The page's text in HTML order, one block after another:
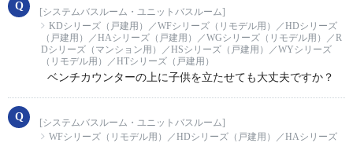
[システムバスルーム・ユニットバスルーム]
KDシリーズ（戸建用）／WFシリーズ（リモデル用）／HDシリーズ
（戸建用）／HAシリーズ（戸建用）／WGシリーズ（リモデル用）／R
Dシリーズ（マンション用）／HSシリーズ（戸建用）／WYシリーズ
（リモデル用）／HTシリーズ（戸建用）
ベンチカウンターの上に子供を立たせても大丈夫ですか？
[システムバスルーム・ユニットバスルーム]
WFシリーズ（リモデル用）／HDシリーズ（戸建用）／HAシリーズ